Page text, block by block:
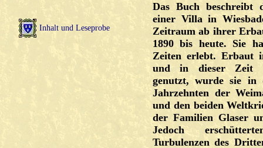
Inhalt und Leseprobe
Das Buch beschreibt
einer Villa in
Zeitraum ab ihrer
1890 bis heute. Sie
Zeiten erlebt. Erbaut
und in dieser Zeit
genutzt, wurde sie in
Jahrzehnten der
und den beiden
der Familien Glaser
Jedoch
Turbulenzen des